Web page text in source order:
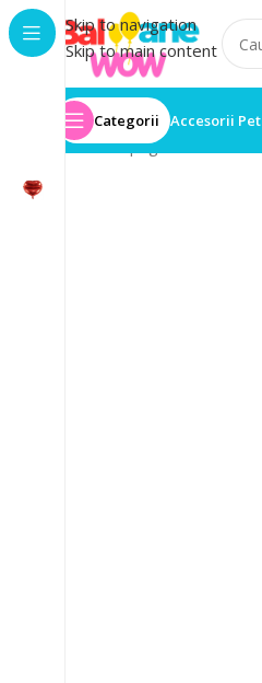
Skip to navigation
Skip to main content
Categorii Accesorii
Prima pagină